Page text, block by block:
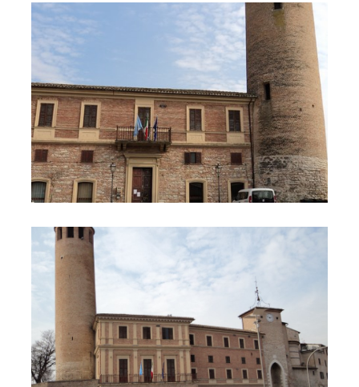
Comune 1
Comune 2